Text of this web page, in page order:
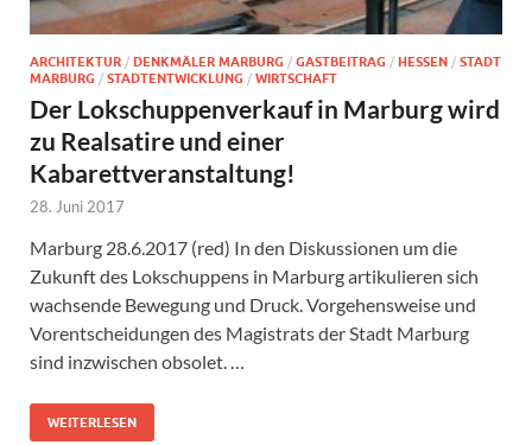
ARCHITEKTUR / DENKMÄLER MARBURG / GASTBEITRAG / HESSEN / STADT
MARBURG / STADTENTWICKLUNG / WIRTSCHAFT
Der Lokschuppenverkauf in Marburg wird
zu Realsatire und einer
Kabarettveranstaltung!
28. Juni 2017
Marburg 28.6.2017 (red) In den Diskussionen um die
Zukunft des Lokschuppens in Marburg artikulieren sich
wachsende Bewegung und Druck. Vorgehensweise und
Vorentscheidungen des Magistrats der Stadt Marburg
sind inzwischen obsolet. …
WEITERLESEN